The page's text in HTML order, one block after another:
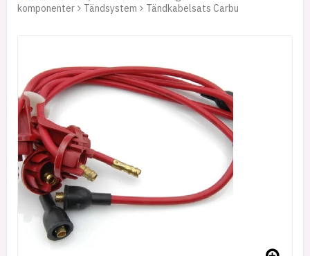
komponenter
Tändsystem Tändkabelsats Carbu